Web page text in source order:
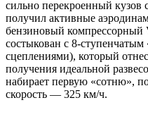
сильно перекроенный кузов
получил активные
бензиновый
состыкован с 8-ступенчатым
сцеплениями), который
получения идеальной
набирает первую «сотню»,
скорость — 325 км/ч.